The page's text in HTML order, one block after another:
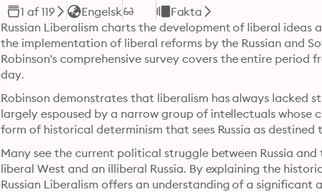
1 af 119 Engelsk
Fakta
Russian Liberalism charts the development of liberal ideas
the implementation of liberal reforms by the Russian and
Robinson's comprehensive survey covers the entire
day.
Robinson demonstrates that liberalism has always lacked
largely espoused by a narrow group of intellectuals
Many see the current political struggle between Russia
liberal West and an illiberal Russia. By explaining the
Russian Liberalism offers an understanding of a